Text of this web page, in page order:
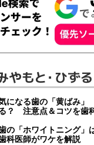
やもと・ひず
になる歯の「黄ばみ
？ 注意点＆コツを歯
の「ホワイトニング」
科医師がワケを解説